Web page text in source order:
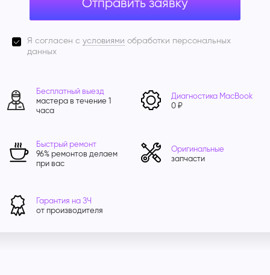
Отправить заявку
Я согласен с условиями обработки персональных
данных
Бесплатный выезд
мастера в течение 1
часа
Диагностика MacBook
0 ₽
Быстрый ремонт
96% ремонтов делаем
при вас
Оригинальные
запчасти
Гарантия на ЗЧ
от производителя